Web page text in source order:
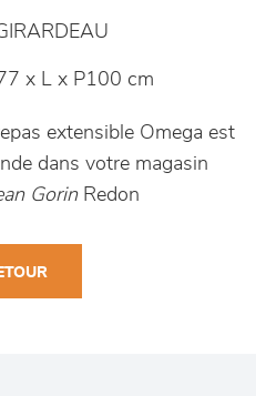
x L x P100 cm
extensible Omega est
dans votre magasin
GorinRedon